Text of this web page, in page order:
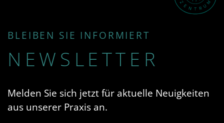
BLEIBEN SIE INFORMIERT
NEWSLETTER
Melden Sie sich jetzt für aktuelle Neuigkeiten
aus unserer Praxis an.